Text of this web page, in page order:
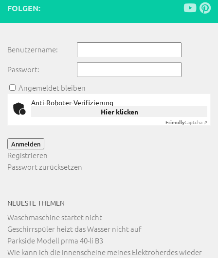
FOLGEN:
Benutzername:
Passwort:
Angemeldet bleiben
Anti-Roboter-Verifizierung
Hier klicken
FriendlyCaptcha ⇗
Anmelden
Registrieren
Passwort zurücksetzen
NEUESTE THEMEN
Waschmaschine startet nicht
Geschirrspüler heizt das Wasser nicht auf
Parkside Modell prma 40-li B3
Wie kann ich die Innenscheine meines Elektroherdes wieder